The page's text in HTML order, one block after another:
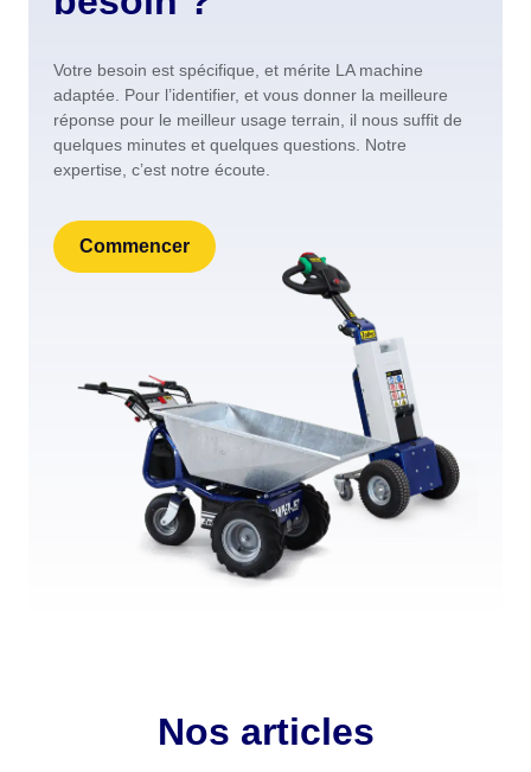
Votre besoin est spécifique, et mérite LA machine
adaptée. Pour l’identifier, et vous donner la meilleure
réponse pour le meilleur usage terrain, il nous suffit de
quelques minutes et quelques questions. Notre
expertise, c’est notre écoute.
Commencer
Nos articles